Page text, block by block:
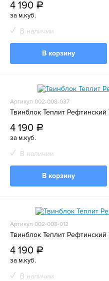
4 190 a
за м.куб.
В наличии
В корзину
Артикул 002-008-037
Твинблок Теплит
4 190 a
за м.куб.
В наличии
В корзину
Артикул 002-008-012
Твинблок Теплит
4 190 a
за м.куб.
В наличии